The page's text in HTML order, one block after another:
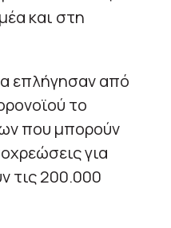
και στη
επλήγησαν από
το
που μπορούν
για
τις 200.000